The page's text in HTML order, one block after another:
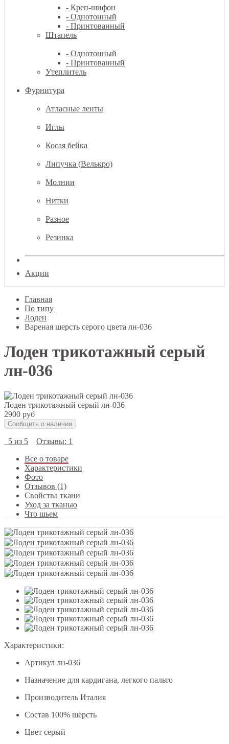
- Креп-шифон
- Однотонный
- Принтованный
Штапель
- Однотонный
- Принтованный
Утеплитель
Фурнитура
Атласные ленты
Иглы
Косая бейка
Липучка (Велькро)
Молнии
Нитки
Разное
Резинка
Акции
Главная
По типу
Лоден
Вареная шерсть серого цвета лн-036
Лоден трикотажный серый
лн-036
Лоден трикотажный серый лн-036
2900 руб
Сообщить о наличии
5 из 5
Отзывы: 1
Все о товаре
Характеристики
Фото
Отзывов (1)
Свойства ткани
Уход за тканью
Что шьем
Характеристики:
Артикул лн-036
Назначение для кардигана, легкого пальто
Производитель Италия
Состав 100% шерсть
Цвет серый